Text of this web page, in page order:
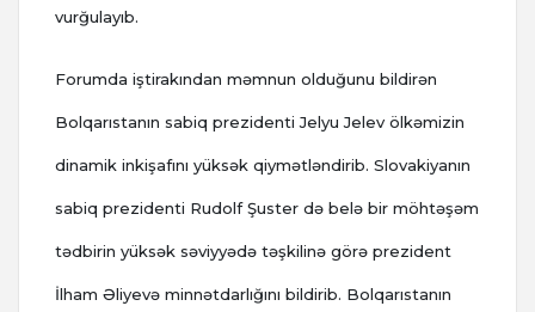
vurğulayıb.
Forumda iştirakından məmnun olduğunu bildirən
Bolqarıstanın sabiq prezidenti Jelyu Jelev ölkəmizin
dinamik inkişafını yüksək qiymətləndirib. Slovakiyanın
sabiq prezidenti Rudolf Şuster də belə bir möhtəşəm
tədbirin yüksək səviyyədə təşkilinə görə prezident
İlham Əliyevə minnətdarlığını bildirib. Bolqarıstanın